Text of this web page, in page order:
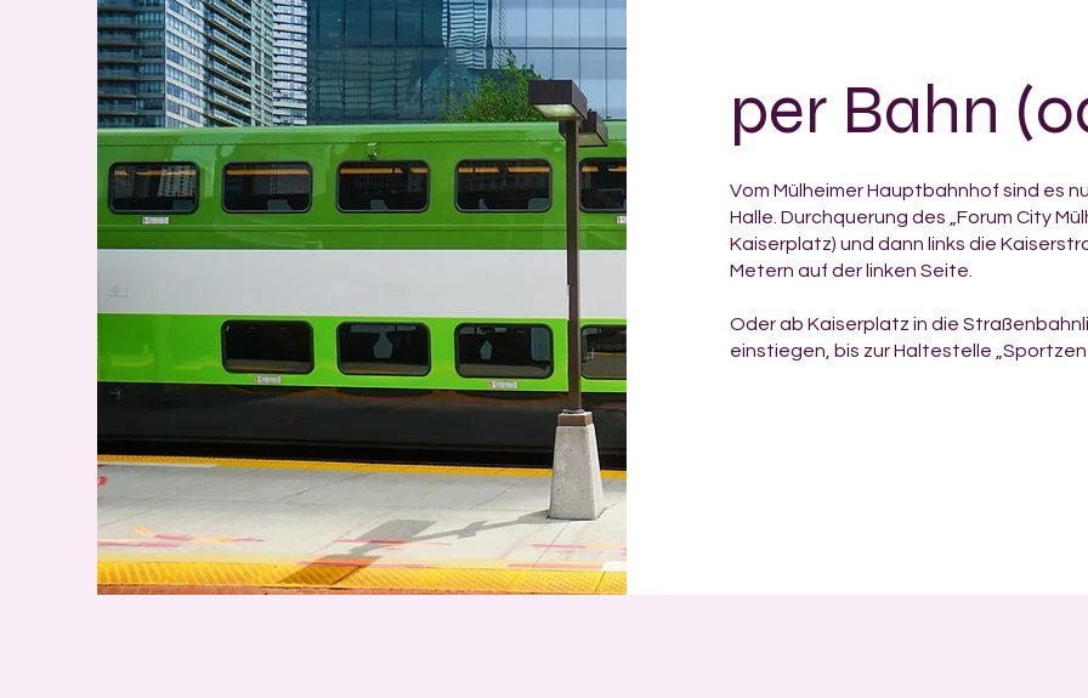
per Bahn
Vom Mülheimer Hauptbahnhof sind es
Halle. Durchquerung des „Forum City
Kaiserplatz) und dann links die
Metern auf der linken Seite.
Oder ab Kaiserplatz in die
einstiegen, bis zur Haltestelle